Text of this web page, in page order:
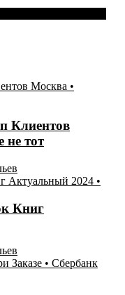
Клиентов
не тот
Книг